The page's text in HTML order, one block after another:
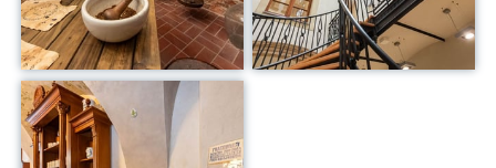
Kliknij, aby powiększyć